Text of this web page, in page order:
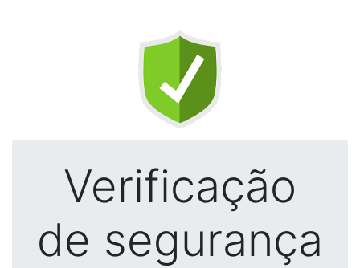
Verificação
de segurança